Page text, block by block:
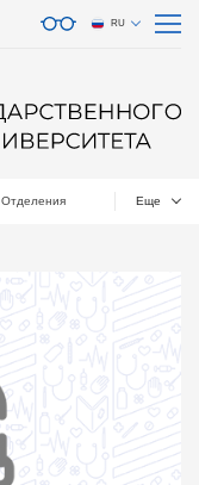
RU
Отделения Еще